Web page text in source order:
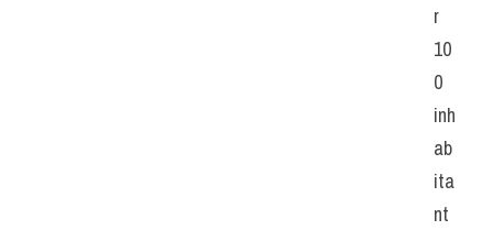
r
10
0
inh
ab
ita
nt